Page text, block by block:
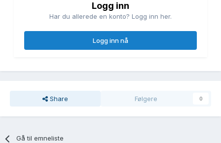
Logg inn
Har du allerede en konto? Logg inn her.
Logg inn nå
Share Følgere 0
Gå til emneliste